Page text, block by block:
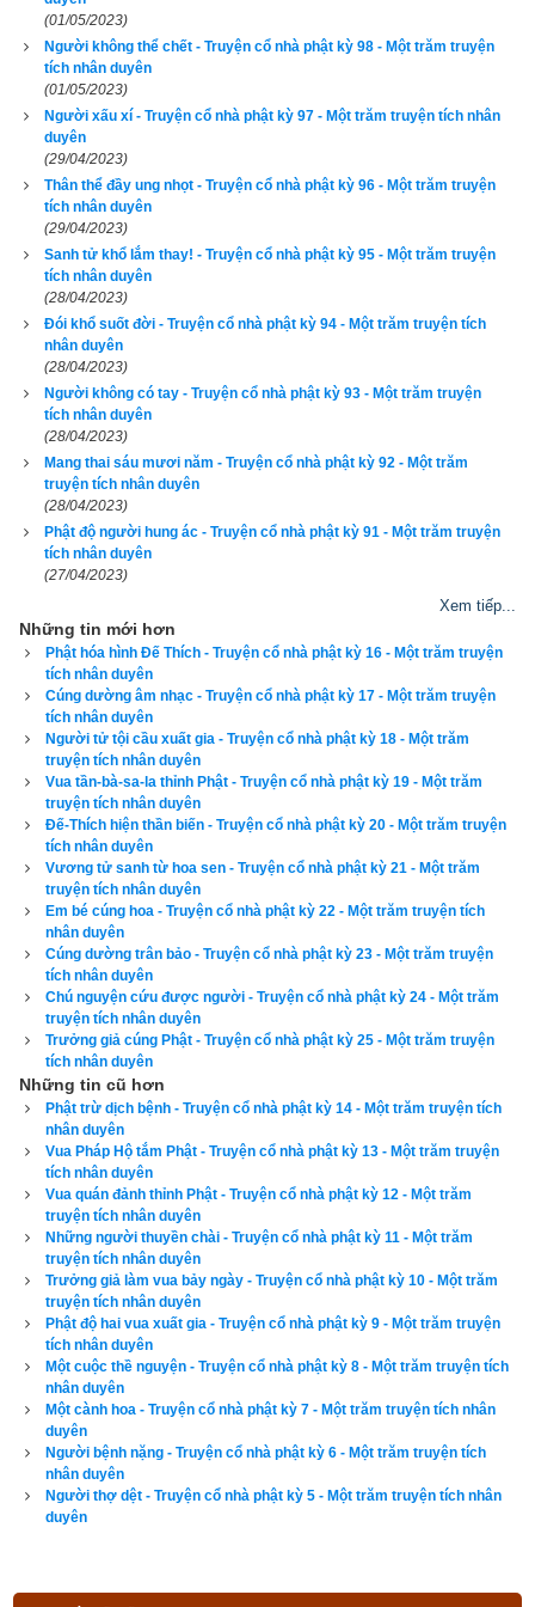
Khi ấy quần thần liền tâu lên vua rằng: “Xin Đại vương ban bố
chánh lệnh, cho nhân dân từ nay được tùy ý mà cúng dường
Phật với chư tỳ-kheo tăng.” Vua liền ban lệnh xuống các quan,
sai người đi đánh trống mà rao khắp nước rằng: “Từ nay cho
phép nhân dân được tùy ý cúng dường Phật với chư tỳ-kheo
tăng.”
Lúc ấy, Phật vì hết thảy mọi người mà thuyết pháp cho nghe.
Nghe Phật thuyết pháp xong, trong chúng hội đều thấy tâm ý
khai mở, nhiều người được đắc quả Tu-đà-hoàn, có người
chứng quả Tư-đà-hàm, A-na-hàm. Lại có người ngay khi đó
phát tâm vô thượng Bồ-đề nguyện được quả vị Phật, Thế
Tôn.
Lúc bấy giờ, chư tỳ-kheo thấy việc như vậy liền thưa hỏi Phật:
“Bạch Thế Tôn! Do nhân duyên phước báo nào mà có việc
vua trời Đế-thích hiện đến cúng dường hôm nay?”
Phật bảo chư tỳ-kheo: “Các ngươi nên chú ý lắng nghe, ta sẽ
vì các ngươi mà phân biệt giảng nói. “Này Chư tỳ-kheo! Về
thuở quá khứ, cách nay vô số kiếp, nước Ba-la-nại có Phật ra
đời hiệu là Bảo Điện, cùng với chư tỳ-kheo đi giáo hóa khắp
nơi, đến nước của một vị vua tên là Già-sí. Vua ấy nghe tin
Phật đến thì liền cùng với quần thần đều ra nghinh đón, thỉnh
Phật ở lại trong thành để cúng dường các món ăn uống, y
phục, thuốc men trong ba tháng. Đức Phật liền nhận lời.
Lễ cúng dường rồi, Phật liền vì vua Già-sí mà thuyết pháp mọi
lẽ. Vua nghe Pháp rồi phát tâm Bồ-đề, nguyện thành quả Phật.
Khi ấy, đức Phật Bảo Điện liền thọ ký cho vua rằng: “Ngươi về
sau sẽ thành Phật hiệu là Thích-ca Mâu-ni.”
Phật lại bảo chư tỳ-kheo rằng: “Vua Già-sí thuở ấy chính là ta
ngày nay. Quần thần thuở ấy chính là tỳ-kheo các ngươi đó
vậy. Nhờ nhân duyên cúng dường, phụng sự đức Phật Bảo
Điện thuở ấy, nên trải qua bao kiếp lưu chuyển, ta chẳng bao
giờ đọa vào các đường địa ngục, súc sanh, ngạ quỷ, thường
hưởng những sự khoái lạc trong cõi trời, cõi người, cho đến
ngày nay được quả vị vô thượng Bồ-đề. Cũng vì thế mà khắp
trong cõi trời người, ai ai cũng muốn đến cúng dường ta.”
Các vị tỳ-kheo nghe Phật thuyết nhân duyên này xong thảy
đều vui mừng tin nhận.
Để đọc online trọn bộ Sách Một trăm truyện tích nhân duyên
kích vào đây
niên trên xemvm.com. Lịch vạn niên của chúng tôi không chỉ
có các tính năng cơ bản như đổi lịch dương sang lịch âm, lịch
can chi, lịch tiết khí , xem ngày giờ Hoàng Đạo – Hắc Đạo
xem ngày theo Ngọc hạp thông thư,
(01/05/2023)
Người không thể chết - Truyện cổ nhà phật kỳ 98 - Một trăm truyện
tích nhân duyên
(01/05/2023)
Người xấu xí - Truyện cổ nhà phật kỳ 97 - Một trăm truyện tích nhân
duyên
(29/04/2023)
Thân thể đầy ung nhọt - Truyện cổ nhà phật kỳ 96 - Một trăm truyện
tích nhân duyên
(29/04/2023)
Sanh tử khổ lắm thay! - Truyện cổ nhà phật kỳ 95 - Một trăm truyện
tích nhân duyên
(28/04/2023)
Đói khổ suốt đời - Truyện cổ nhà phật kỳ 94 - Một trăm truyện tích
nhân duyên
(28/04/2023)
Người không có tay - Truyện cổ nhà phật kỳ 93 - Một trăm truyện
tích nhân duyên
(28/04/2023)
Mang thai sáu mươi năm - Truyện cổ nhà phật kỳ 92 - Một trăm
truyện tích nhân duyên
(28/04/2023)
Phật độ người hung ác - Truyện cổ nhà phật kỳ 91 - Một trăm truyện
tích nhân duyên
(27/04/2023)
Xem tiếp...
Những tin mới hơn
Phật hóa hình Đế Thích - Truyện cổ nhà phật kỳ 16 - Một trăm truyện
tích nhân duyên
Cúng dường âm nhạc - Truyện cổ nhà phật kỳ 17 - Một trăm truyện
tích nhân duyên
Người tử tội cầu xuất gia - Truyện cổ nhà phật kỳ 18 - Một trăm
truyện tích nhân duyên
Vua tần-bà-sa-la thỉnh Phật - Truyện cổ nhà phật kỳ 19 - Một trăm
truyện tích nhân duyên
Đế-Thích hiện thần biến - Truyện cổ nhà phật kỳ 20 - Một trăm truyện
tích nhân duyên
Vương tử sanh từ hoa sen - Truyện cổ nhà phật kỳ 21 - Một trăm
truyện tích nhân duyên
Em bé cúng hoa - Truyện cổ nhà phật kỳ 22 - Một trăm truyện tích
nhân duyên
Cúng dường trân bảo - Truyện cổ nhà phật kỳ 23 - Một trăm truyện
tích nhân duyên
Chú nguyện cứu được người - Truyện cổ nhà phật kỳ 24 - Một trăm
truyện tích nhân duyên
Trưởng giả cúng Phật - Truyện cổ nhà phật kỳ 25 - Một trăm truyện
tích nhân duyên
Những tin cũ hơn
Phật trừ dịch bệnh - Truyện cổ nhà phật kỳ 14 - Một trăm truyện tích
nhân duyên
Vua Pháp Hộ tắm Phật - Truyện cổ nhà phật kỳ 13 - Một trăm truyện
tích nhân duyên
Vua quán đảnh thỉnh Phật - Truyện cổ nhà phật kỳ 12 - Một trăm
truyện tích nhân duyên
Những người thuyền chài - Truyện cổ nhà phật kỳ 11 - Một trăm
truyện tích nhân duyên
Trưởng giả làm vua bảy ngày - Truyện cổ nhà phật kỳ 10 - Một trăm
truyện tích nhân duyên
Phật độ hai vua xuất gia - Truyện cổ nhà phật kỳ 9 - Một trăm truyện
tích nhân duyên
Một cuộc thề nguyện - Truyện cổ nhà phật kỳ 8 - Một trăm truyện tích
nhân duyên
Một cành hoa - Truyện cổ nhà phật kỳ 7 - Một trăm truyện tích nhân
duyên
Người bệnh nặng - Truyện cổ nhà phật kỳ 6 - Một trăm truyện tích
nhân duyên
Người thợ dệt - Truyện cổ nhà phật kỳ 5 - Một trăm truyện tích nhân
duyên